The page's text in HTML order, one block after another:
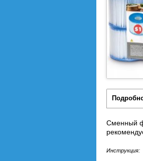
Сменный
Инструкция: